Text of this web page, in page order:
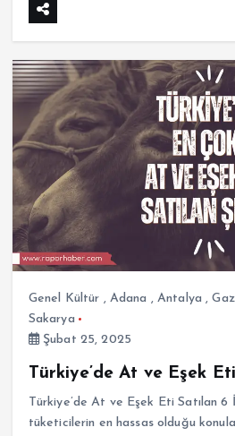
Genel Kültür , Adana , Antalya ,
Sakarya
Şubat 25, 2025
Türkiye’de At ve Eşek
Türkiye’de At ve Eşek Eti Satılan 6
tüketicilerin en hassas olduğu